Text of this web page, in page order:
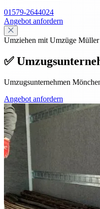
01579-2644024
Angebot anfordern
Umziehen mit Umzüge Müller
✅
Umzugsunternehmen
Angebot anfordern